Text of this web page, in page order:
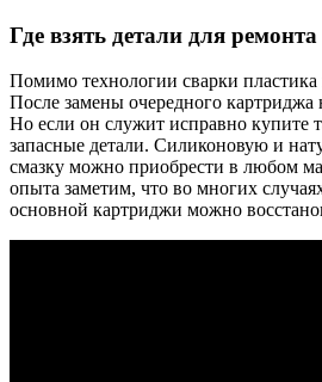
Где взять детали для
Помимо технологии сварки пластика
После замены очередного
Но если он служит исправно купите
запасные детали. Силиконовую и
смазку можно приобрести в любом
опыта заметим, что во многих
основной картриджи можно